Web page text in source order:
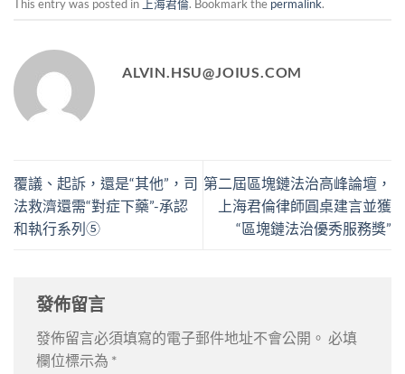
This entry was posted in 上海君倫. Bookmark the permalink.
ALVIN.HSU@JOIUS.COM
覆議、起訴，還是“其他”，司
法救濟還需“對症下藥”-承認
和執行系列⑤
第二屆區塊鏈法治高峰論壇，
上海君倫律師圓桌建言並獲
“區塊鏈法治優秀服務獎”
發佈留言
發佈留言必須填寫的電子郵件地址不會公開。 必填
欄位標示為 *